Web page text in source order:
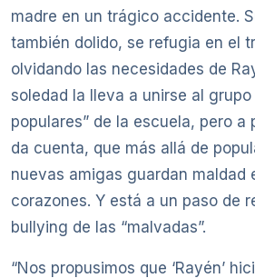
madre en un trágico accidente.
también dolido, se refugia en el
olvidando las necesidades de
soledad la lleva a unirse al grupo
populares” de la escuela, pero a
da cuenta, que más allá de
nuevas amigas guardan maldad
corazones. Y está a un paso de
bullying de las “malvadas”.
“Nos propusimos que ‘Rayén’